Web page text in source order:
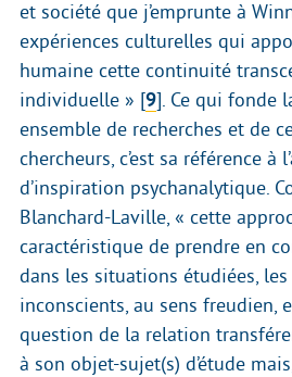
et société que j’emprunte à
expériences culturelles qui
humaine cette continuité
individuelle » [9]. Ce qui fonde
ensemble de recherches et de
chercheurs, c’est sa référence à
d’inspiration psychanalytique.
Blanchard-Laville, « cette
caractéristique de prendre en
dans les situations étudiées, les
inconscients, au sens freudien,
question de la relation
à son objet-sujet(s) d’étude